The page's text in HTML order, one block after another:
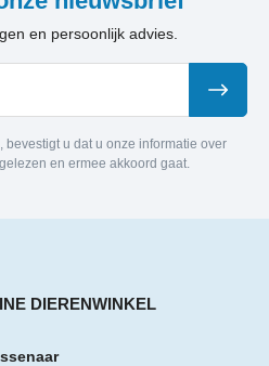
en persoonlijk advies.
bevestigt u dat u onze informatie over
en ermee akkoord gaat.
DIERENWINKEL